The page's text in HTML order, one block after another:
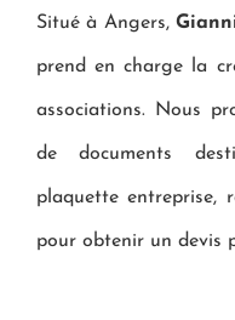
Situé à Angers,
prend en charge la
associations. Nous
de documents
plaquette entreprise,
pour obtenir un devis